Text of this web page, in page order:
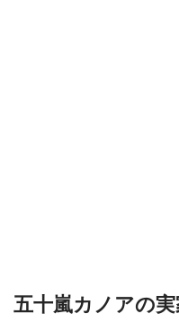
五十嵐カノアの実